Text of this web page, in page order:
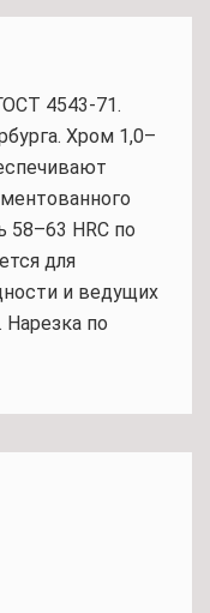
4543-71.
Хром 1,0–
HRC по
для
и ведущих
Нарезка по